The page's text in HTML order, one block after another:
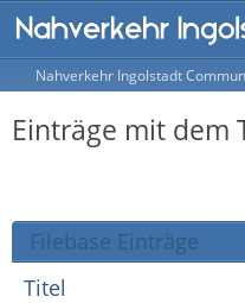
Nahverkehr Ingolstadt
Einträge mit dem
Filebase Einträge
Titel